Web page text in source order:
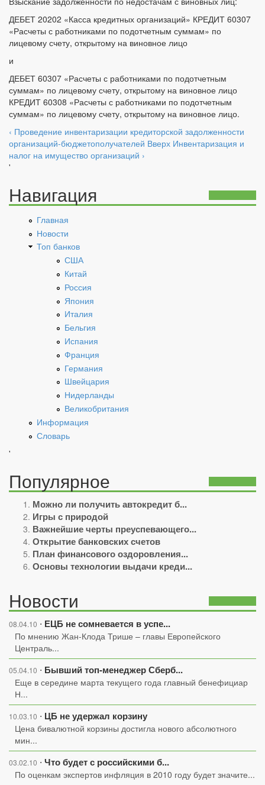
ДЕБЕТ 20202 «Касса кредитных организаций» КРЕДИТ 60307
«Расчеты с работниками по подотчетным суммам» по
лицевому счету, открытому на виновное лицо
и
ДЕБЕТ 60307 «Расчеты с работниками по подотчетным
суммам» по лицевому счету, открытому на виновное лицо
КРЕДИТ 60308 «Расчеты с работниками по подотчетным
суммам» по лицевому счету, открытому на виновное лицо.
‹ Проведение инвентаризации кредиторской задолженности
организаций-бюджетополучателей Вверх Инвентаризация и
налог на имущество организаций ›
'
Навигация
Главная
Новости
Топ банков
США
Китай
Россия
Япония
Италия
Бельгия
Испания
Франция
Германия
Швейцария
Нидерланды
Великобритания
Информация
Словарь
'
Популярное
Можно ли получить автокредит б...
Игры с природой
Важнейшие черты преуспевающего...
Открытие банковских счетов
План финансового оздоровления...
Основы технологии выдачи креди...
Новости
08.04.10 ⋅ ЕЦБ не сомневается в успе...
По мнению Жан-Клода Трише – главы Европейского
Централь...
05.04.10 ⋅ Бывший топ-менеджер Сберб...
Еще в середине марта текущего года главный бенефициар
Н...
10.03.10 ⋅ ЦБ не удержал корзину
Цена бивалютной корзины достигла нового абсолютного
мин...
03.02.10 ⋅ Что будет с российскими б...
По оценкам экспертов инфляция в 2010 году будет значите...